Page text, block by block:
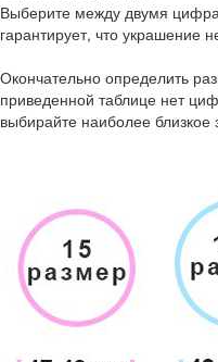
Выберите между двумя
гарантирует, что украшение
Окончательно определить
приведенной таблице нет
выбирайте наиболее близкое